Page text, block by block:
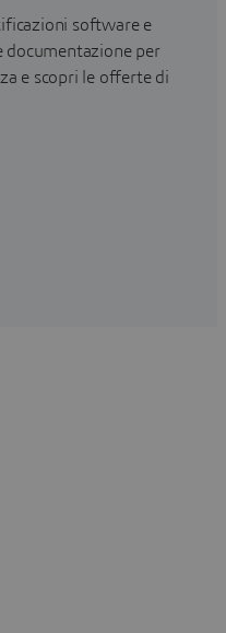
software e
documentazione per
e scopri le offerte di